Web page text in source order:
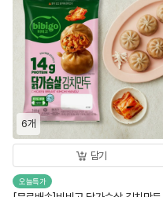
6개
담기
오늘특가